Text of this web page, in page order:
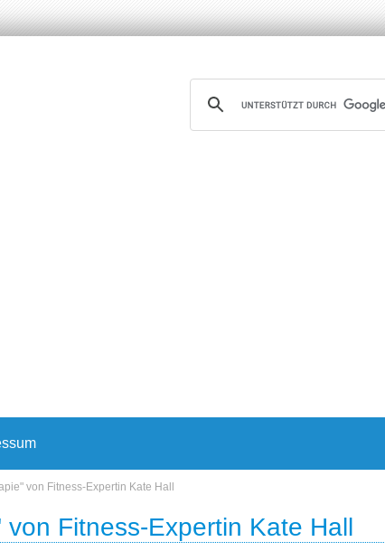
von Fitness-Expertin Kate Hall
Fitness-Expertin Kate Hall